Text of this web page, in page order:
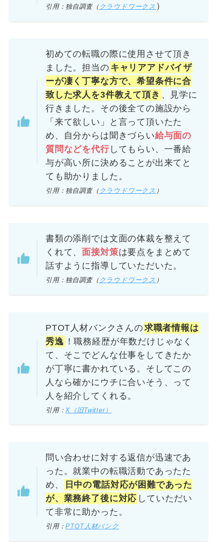
引用：独自調査（クラウドワークス ）
初めての転職の際に使用させて頂き
ました。担当の キャリアアドバイザ
ーが凄く丁寧な方で、希望条件に合
致した求人を3件教えて頂き 、見学に
行きました。その後全ての施設から
「来て欲しい」と言って頂いたた
め、自分からは聞きづらい給与面の
質問などを代行してもらい、一番給
与が高い所に決めることが出来てと
ても助かりました。
引用：独自調査（クラウドワークス ）
書類の添削では文面の体裁を整えて
くれて、面接対策は要点をまとめて
話すように指導していただいた。
引用：独自調査（クラウドワークス ）
PTOT人材バンクさんの求職者情報は
秀逸 ！職務経歴が年数だけじゃなく
て、そこでどんな仕事をしてきたか
が丁寧に書かれている。そしてこの
人なら確かにウチに合いそう、って
人を紹介してくれる。
引用：X（旧Twitter）
問い合わせに対する返信が迅速であ
った。就業中の転職活動であったた
め、
日中の電話対応が困難であった
が、業務終了後に対応 していただい
て非常に助かった。
引用：PTOT人材バンク